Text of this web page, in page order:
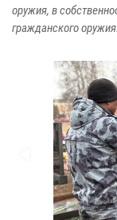
оружия, в
гражданского оружия.